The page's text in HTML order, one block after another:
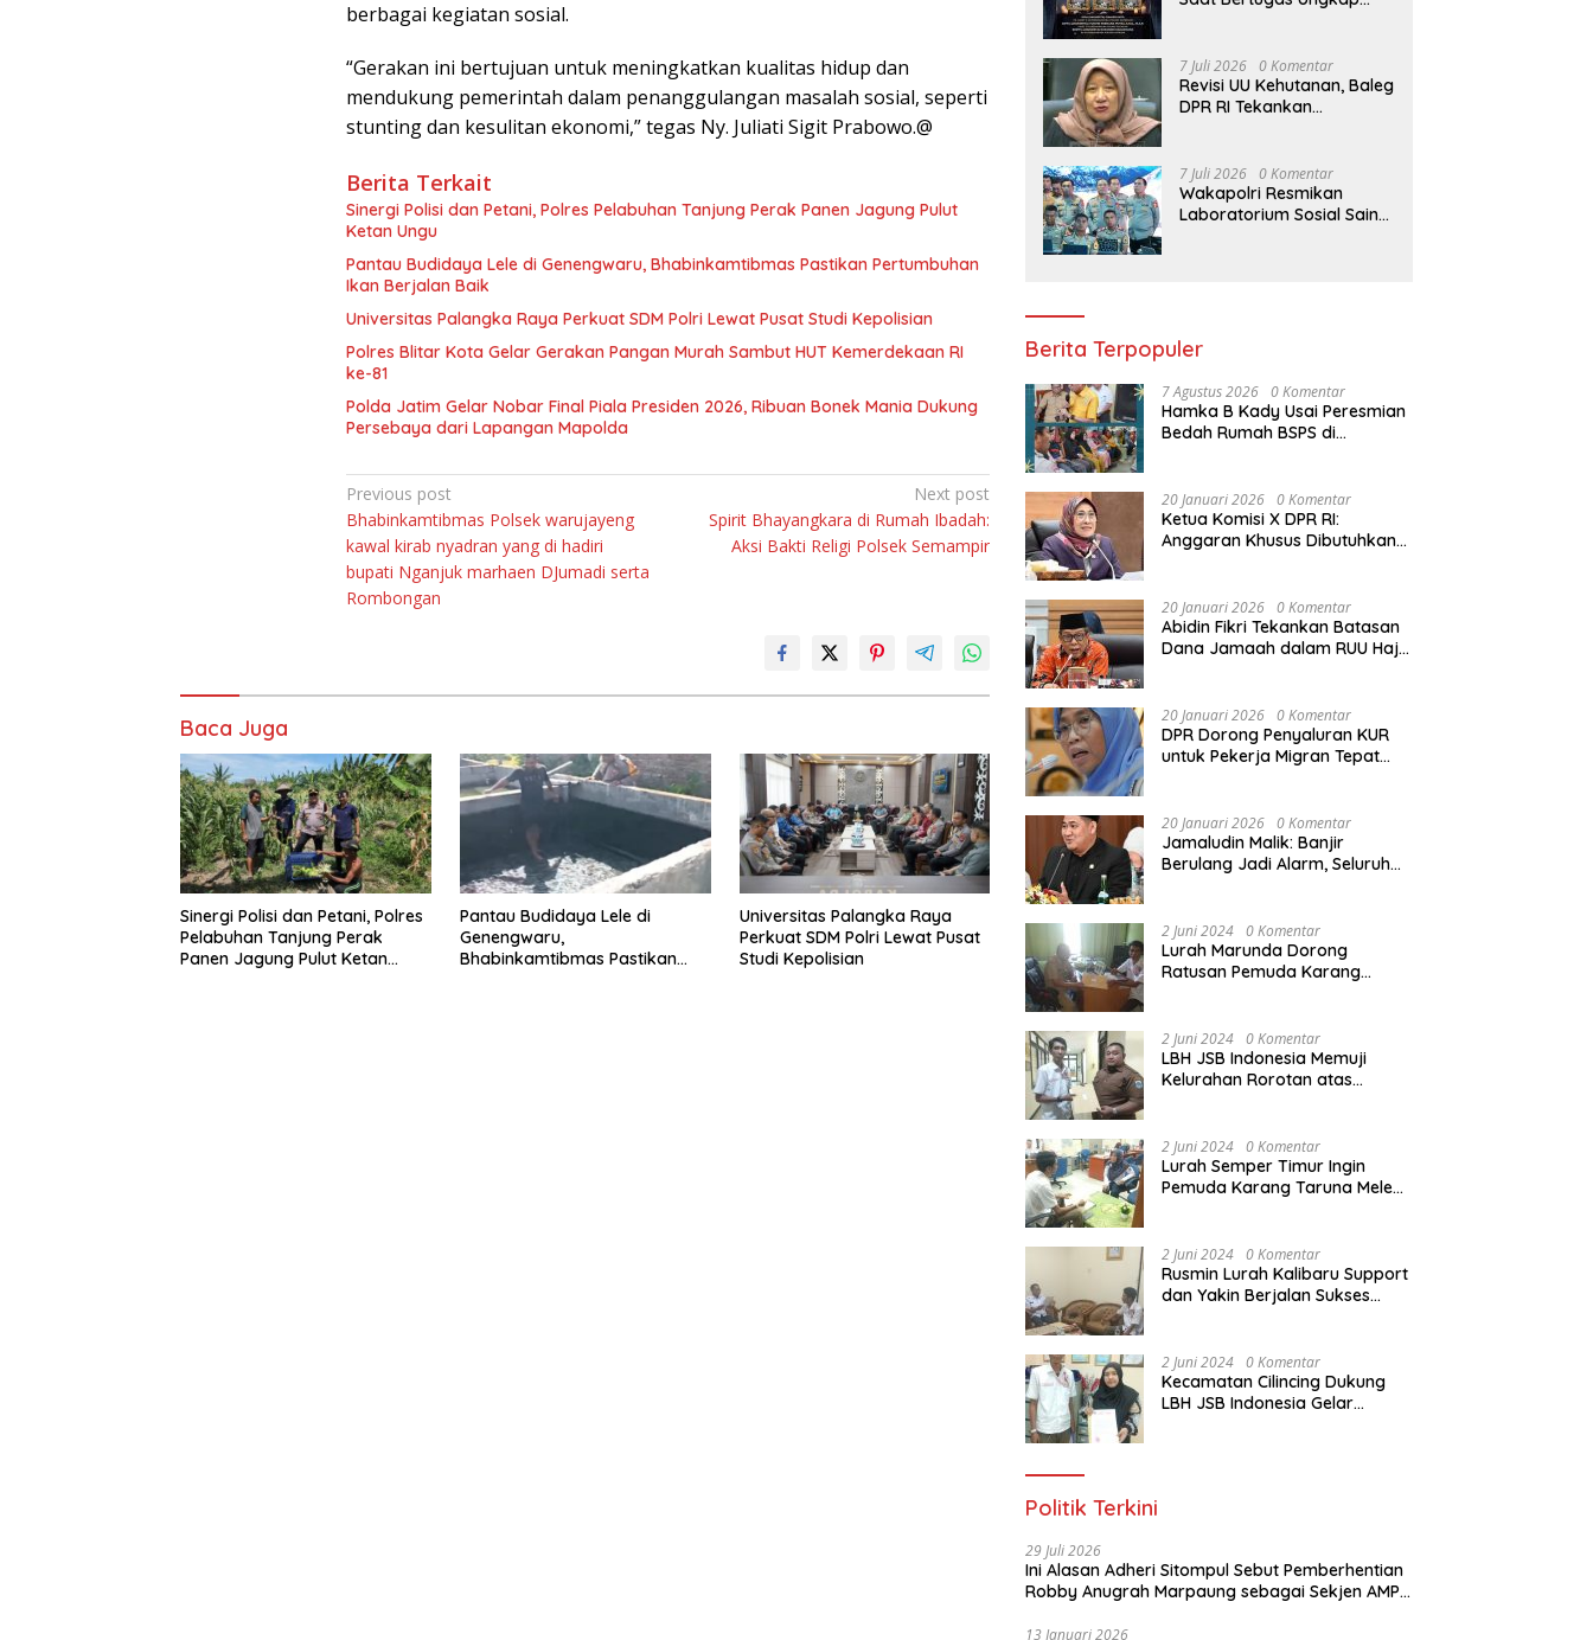
berbagai kegiatan sosial.
“Gerakan ini bertujuan untuk meningkatkan kualitas hidup dan
mendukung pemerintah dalam penanggulangan masalah sosial, seperti
stunting dan kesulitan ekonomi,” tegas Ny. Juliati Sigit Prabowo.@
Berita Terkait
Sinergi Polisi dan Petani, Polres Pelabuhan Tanjung Perak Panen Jagung Pulut
Ketan Ungu
Pantau Budidaya Lele di Genengwaru, Bhabinkamtibmas Pastikan Pertumbuhan
Ikan Berjalan Baik
Universitas Palangka Raya Perkuat SDM Polri Lewat Pusat Studi Kepolisian
Polres Blitar Kota Gelar Gerakan Pangan Murah Sambut HUT Kemerdekaan RI
ke-81
Polda Jatim Gelar Nobar Final Piala Presiden 2026, Ribuan Bonek Mania Dukung
Persebaya dari Lapangan Mapolda
Navigasi
pos
Previous post
Bhabinkamtibmas Polsek warujayeng
kawal kirab nyadran yang di hadiri
bupati Nganjuk marhaen DJumadi serta
Rombongan
Next post
Spirit Bhayangkara di Rumah Ibadah:
Aksi Bakti Religi Polsek Semampir
Baca Juga
Sinergi Polisi dan Petani, Polres
Pelabuhan Tanjung Perak
Panen Jagung Pulut Ketan
Pantau Budidaya Lele di
Genengwaru,
Bhabinkamtibmas Pastikan
Universitas Palangka Raya
Perkuat SDM Polri Lewat Pusat
Studi Kepolisian
Kenaikan Pangkat Luar
Biasa Anumerta
7 Juli 2026 0 Komentar
Revisi UU Kehutanan, Baleg
DPR RI Tekankan
Sepihak
7 Juli 2026 0 Komentar
Wakapolri Resmikan
Laboratorium Sosial Sains
Berita Terpopuler
7 Agustus 2026 0 Komentar
Hamka B Kady Usai Peresmian
Bedah Rumah BSPS di
20 Januari 2026 0 Komentar
Ketua Komisi X DPR RI:
Anggaran Khusus Dibutuhkan
Akibat Bencana
20 Januari 2026 0 Komentar
Abidin Fikri Tekankan Batasan
Dana Jamaah dalam RUU Haji
20 Januari 2026 0 Komentar
DPR Dorong Penyaluran KUR
untuk Pekerja Migran Tepat
PMI
20 Januari 2026 0 Komentar
Jamaludin Malik: Banjir
Berulang Jadi Alarm, Seluruh
2 Juni 2024 0 Komentar
Lurah Marunda Dorong
Ratusan Pemuda Karang
Paralegal Gratis Yang
Diadakan LBH JSB Indonesia
2 Juni 2024 0 Komentar
LBH JSB Indonesia Memuji
Kelurahan Rorotan atas
150 orang Pemuda Karang
Taruna di Jakarta Utara
2 Juni 2024 0 Komentar
Lurah Semper Timur Ingin
Pemuda Karang Taruna Melek
Diadakan LBH JSB Indonesia
2 Juni 2024 0 Komentar
Rusmin Lurah Kalibaru Support
dan Yakin Berjalan Sukses
Taruna di Jakarta Utara
2 Juni 2024 0 Komentar
Kecamatan Cilincing Dukung
LBH JSB Indonesia Gelar
Politik Terkini
29 Juli 2026
Ini Alasan Adheri Sitompul Sebut Pemberhentian
Robby Anugrah Marpaung sebagai Sekjen AMPI
13 Januari 2026